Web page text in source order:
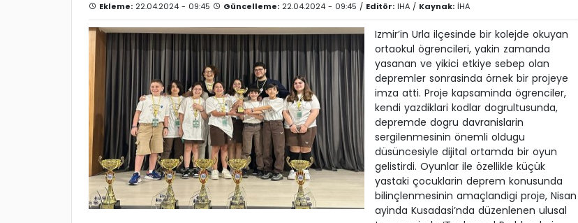
Ekleme: 22.04.2024 - 09:45 Güncelleme: 22.04.2024 - 09:45 / Editör: IHA / Kaynak: İHA
Izmir’in Urla ilçesinde bir kolejde okuyan
ortaokul ögrencileri, yakin zamanda
yasanan ve yikici etkiye sebep olan
depremler sonrasinda örnek bir projeye
imza atti. Proje kapsaminda ögrenciler,
kendi yazdiklari kodlar dogrultusunda,
depremde dogru davranislarin
sergilenmesinin önemli oldugu
düsüncesiyle dijital ortamda bir oyun
gelistirdi. Oyunlar ile özellikle küçük
yastaki çocuklarin deprem konusunda
bilinçlenmesinin amaçlandigi proje, Nisan
ayinda Kusadasi’nda düzenlenen ulusal